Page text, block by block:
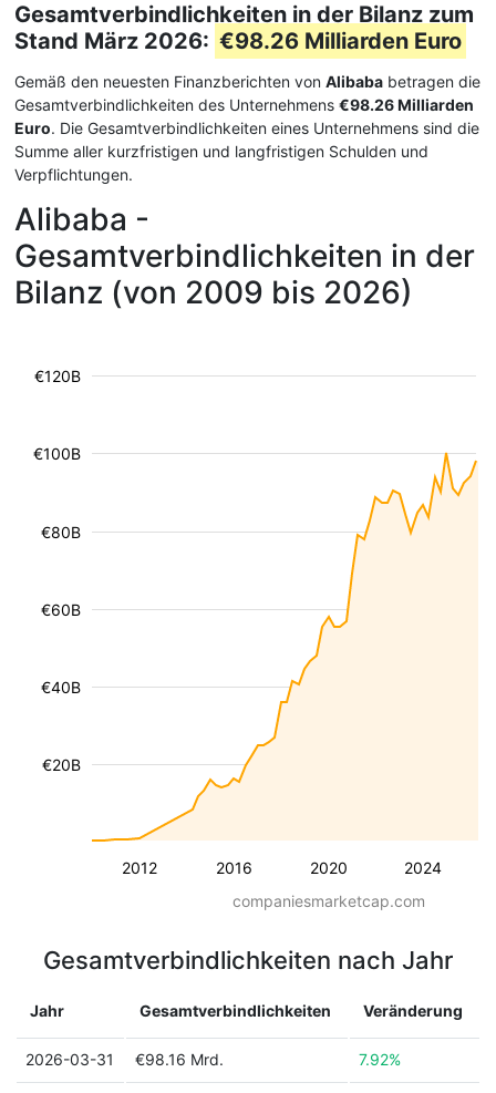
Gesamtverbindlichkeiten in der Bilanz zum
Stand März 2026: €98.26 Milliarden Euro
Gemäß den neuesten Finanzberichten von Alibaba betragen die
Gesamtverbindlichkeiten des Unternehmens €98.26 Milliarden
Euro. Die Gesamtverbindlichkeiten eines Unternehmens sind die
Summe aller kurzfristigen und langfristigen Schulden und
Verpflichtungen.
Alibaba -
Gesamtverbindlichkeiten in der
Bilanz (von 2009 bis 2026)
2012 2016 2020 2024
€20B
€40B
€60B
€80B
€100B
€120B
companiesmarketcap.com
Gesamtverbindlichkeiten nach Jahr
Jahr Gesamtverbindlichkeiten Veränderung
2026-03-31 €98.16 Mrd. 7.92%